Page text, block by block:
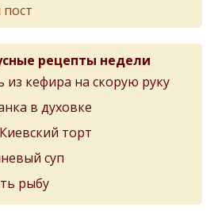
рецепты недели
кефира на скорую руку
в духовке
торт
суп
рыбу